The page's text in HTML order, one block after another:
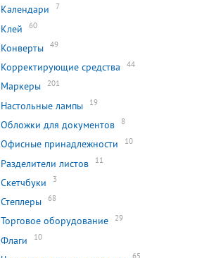
Календари 7
Клей 60
Конверты 49
Корректирующие средства 44
Маркеры 201
Настольные лампы 19
Обложки для документов 8
Офисные принадлежности 10
Разделители листов 11
Скетчбуки 3
Степлеры 68
Торговое оборудование 29
Флаги 10